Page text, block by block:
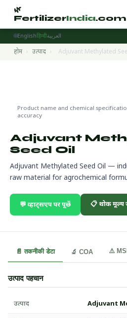
🌿
FertilizerIndia.com
🌐Englishहिन्दीالعربية
होम › उत्पाद › Adjuvant Methylated
Product name and chemical
accuracy
Adjuvant
Seed Oil
Adjuvant Methylated Seed Oil —
raw material for agrochemical
💬 व्हाट्सएप पर पूछें 📋 थोक मूल्य
📄 तकनीकी डेटा 🔬 COA ⚠️
उत्पाद पहचान
उत्पाद Adjuvant